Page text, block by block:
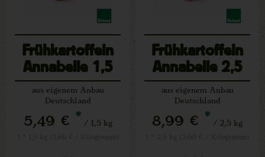
Frühkartoffeln
Annabelle 1,5
kg
aus eigenem Anbau
Deutschland
5,49 € * / 1,5 kg
Frühkartoffeln
Annabelle 2,5
kg
aus eigenem Anbau
Deutschland
8,99 € * / 2,5 kg